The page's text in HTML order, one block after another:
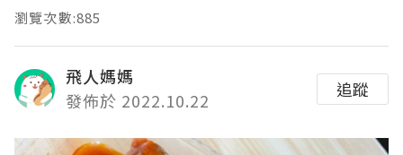
瀏覽次數:885
飛人媽媽
發佈於 2022.10.22
追蹤